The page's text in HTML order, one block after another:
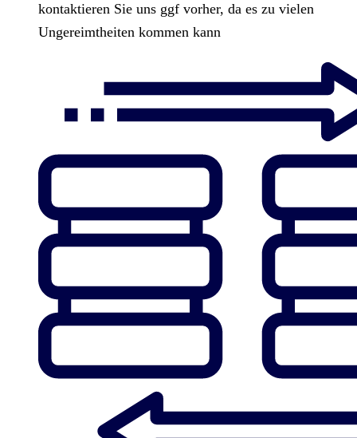
kontaktieren Sie uns ggf vorher, da es zu vielen
Ungereimtheiten kommen kann